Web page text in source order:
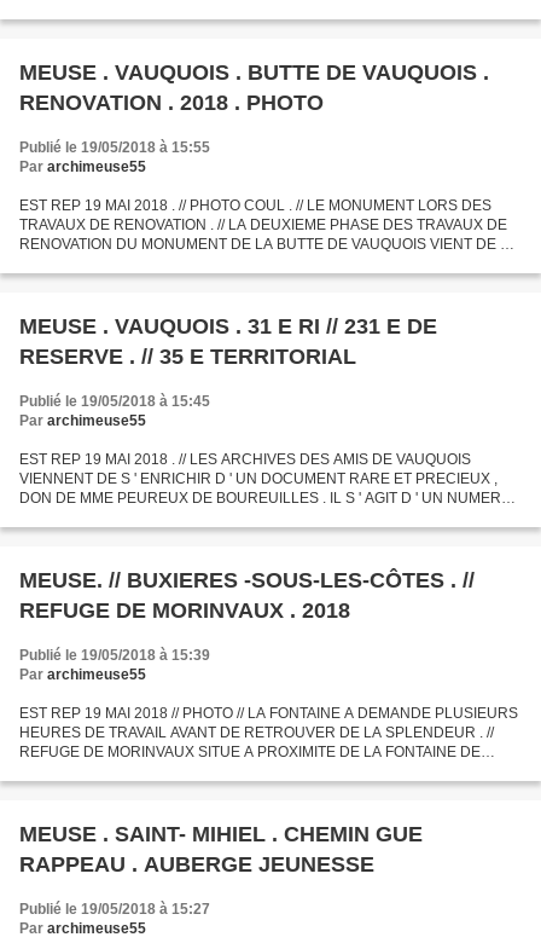
MEUSE . VAUQUOIS . BUTTE DE VAUQUOIS .
RENOVATION . 2018 . PHOTO
Publié le 19/05/2018 à 15:55
Par archimeuse55
EST REP 19 MAI 2018 . // PHOTO COUL . // LE MONUMENT LORS DES
TRAVAUX DE RENOVATION . // LA DEUXIEME PHASE DES TRAVAUX DE
RENOVATION DU MONUMENT DE LA BUTTE DE VAUQUOIS VIENT DE S '
DRAC , LA...
MEUSE . VAUQUOIS . 31 E RI // 231 E DE
RESERVE . // 35 E TERRITORIAL
Publié le 19/05/2018 à 15:45
Par archimeuse55
EST REP 19 MAI 2018 . // LES ARCHIVES DES AMIS DE VAUQUOIS
VIENNENT DE S ' ENRICHIR D ' UN DOCUMENT RARE ET PRECIEUX ,
DON DE MME PEUREUX DE BOUREUILLES . IL S ' AGIT D ' UN NUMERO
LA...
MEUSE. // BUXIERES -SOUS-LES-CÔTES . //
REFUGE DE MORINVAUX . 2018
Publié le 19/05/2018 à 15:39
Par archimeuse55
EST REP 19 MAI 2018 // PHOTO // LA FONTAINE A DEMANDE PLUSIEURS
HEURES DE TRAVAIL AVANT DE RETROUVER DE LA SPLENDEUR . //
REFUGE DE MORINVAUX SITUE A PROXIMITE DE LA FONTAINE DE
MEUSE . SAINT- MIHIEL . CHEMIN GUE
RAPPEAU . AUBERGE JEUNESSE
Publié le 19/05/2018 à 15:27
Par archimeuse55